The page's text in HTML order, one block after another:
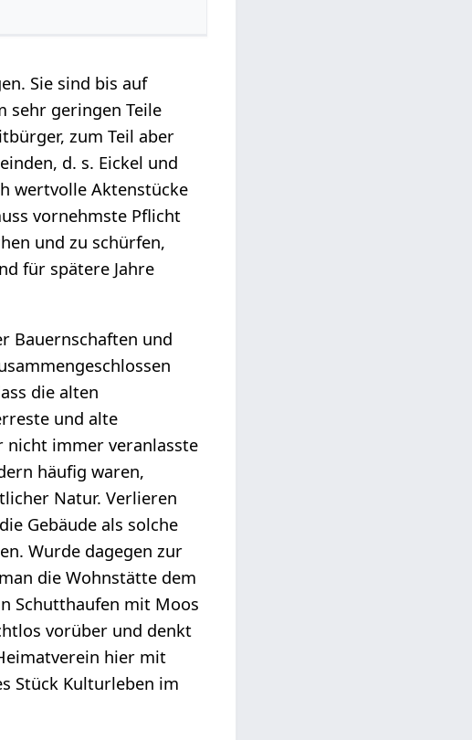
Sie sind bis auf
sehr geringen Teile
zum Teil aber
d. s. Eickel und
wertvolle Aktenstücke
vornehmste Pflicht
und zu schürfen,
für spätere Jahre
Bauernschaften und
die alten
und alte
nicht immer veranlasste
häufig waren,
Natur. Verlieren
Gebäude als solche
Wurde dagegen zur
die Wohnstätte dem
Schutthaufen mit Moos
vorüber und denkt
hier mit
Stück Kulturleben im